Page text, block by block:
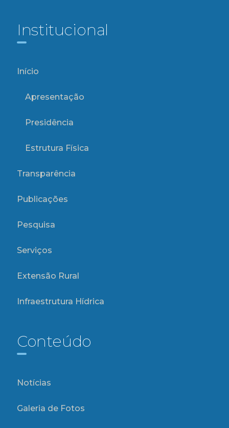
Institucional
Início
Apresentação
Presidência
Estrutura Física
Transparência
Publicações
Pesquisa
Serviços
Extensão Rural
Infraestrutura Hídrica
Conteúdo
Notícias
Galeria de Fotos